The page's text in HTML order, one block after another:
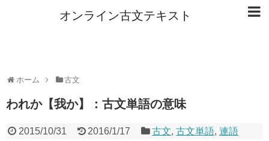
オンライン古文テキスト
ホーム 古文
われか【我か】：古文単語の意味
2015/10/31 2016/1/17 古文,古文単語,連語